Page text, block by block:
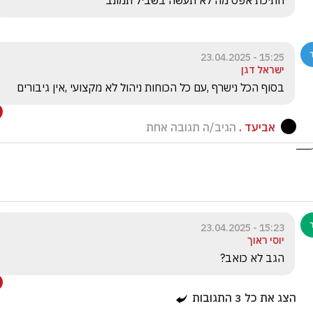
15:25 - 23.04.2025
ישראל דגן
בסוף הכל נישרף ,עם כל הכוחות ניהול לא מקצועי ,אין גיבורים
אביעד . הגיב/ה תגובה אחת
15:23 - 23.04.2025
יוסי ראוך
הגב לא כואב?
הצג את כל 3 התגובות